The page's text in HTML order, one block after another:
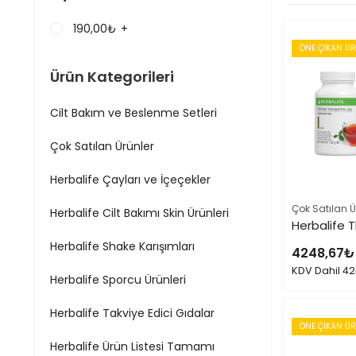
ÖNE ÇIKAN
Çok Satılan
4248,67₺
KDV Dahil
ÖNE ÇIKAN
190,00₺ +
Ürün Kategorileri
Cilt Bakım ve Beslenme Setleri
Çok Satılan Ürünler
Herbalife Çayları ve İçeçekler
Herbalife Cilt Bakımı Skin Ürünleri
Herbalife Shake Karışımları
Herbalife Sporcu Ürünleri
Herbalife Takviye Edici Gıdalar
Herbalife Ürün Listesi Tamamı